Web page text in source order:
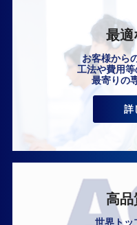
最適
お客様から
工法や費用等
最寄りの
詳
高品
世界トッ